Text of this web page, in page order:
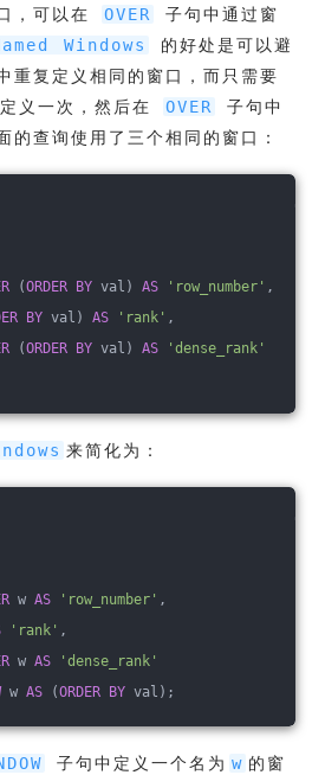
，可以在
OVER
子句中通过窗
Windows
的好处是可以避
重复定义相同的窗口，而只需要
义一次，然后在 OVER
子句中
的查询使用了三个相同的窗口：
(ORDER BY val) AS 'row_number' ,
BY val) AS 'rank' ,
(ORDER BY val) AS
'dense_rank'
来简化为：
w AS 'row_number' ,
'rank' ,
w AS
'dense_rank'
w AS (ORDER BY val);
子句中定义一个名为 w 的窗